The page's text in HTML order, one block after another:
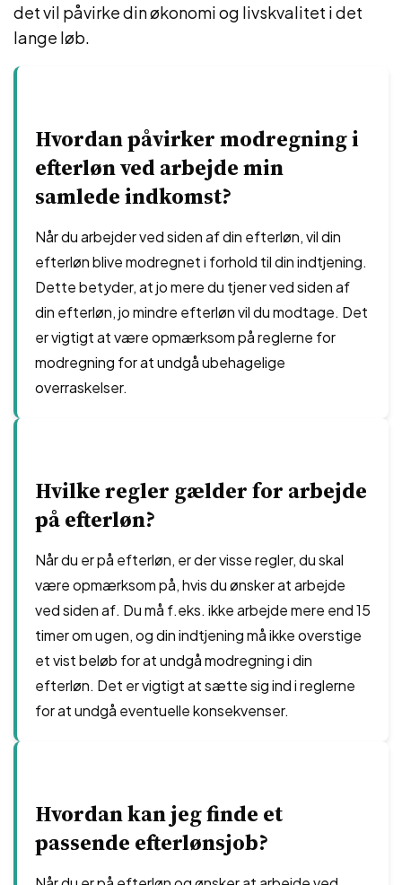
det vil påvirke din økonomi og livskvalitet i det
lange løb.
Hvordan påvirker modregning i
efterløn ved arbejde min
samlede indkomst?
Når du arbejder ved siden af din efterløn, vil din
efterløn blive modregnet i forhold til din indtjening.
Dette betyder, at jo mere du tjener ved siden af
din efterløn, jo mindre efterløn vil du modtage. Det
er vigtigt at være opmærksom på reglerne for
modregning for at undgå ubehagelige
overraskelser.
Hvilke regler gælder for arbejde
på efterløn?
Når du er på efterløn, er der visse regler, du skal
være opmærksom på, hvis du ønsker at arbejde
ved siden af. Du må f.eks. ikke arbejde mere end 15
timer om ugen, og din indtjening må ikke overstige
et vist beløb for at undgå modregning i din
efterløn. Det er vigtigt at sætte sig ind i reglerne
for at undgå eventuelle konsekvenser.
Hvordan kan jeg finde et
passende efterlønsjob?